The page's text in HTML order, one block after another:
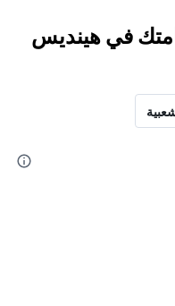
في هينديس